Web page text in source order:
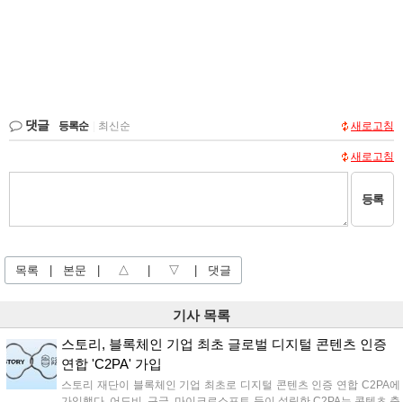
댓글 등록순 최신순 새로고침
새로고침
등록
목록 본문 △ ▽ 댓글
기사 목록
스토리, 블록체인 기업 최초 글로벌 디지털 콘텐츠 인증
연합 'C2PA' 가입
스토리 재단이 블록체인 기업 최초로 디지털 콘텐츠 인증 연합 C2PA에